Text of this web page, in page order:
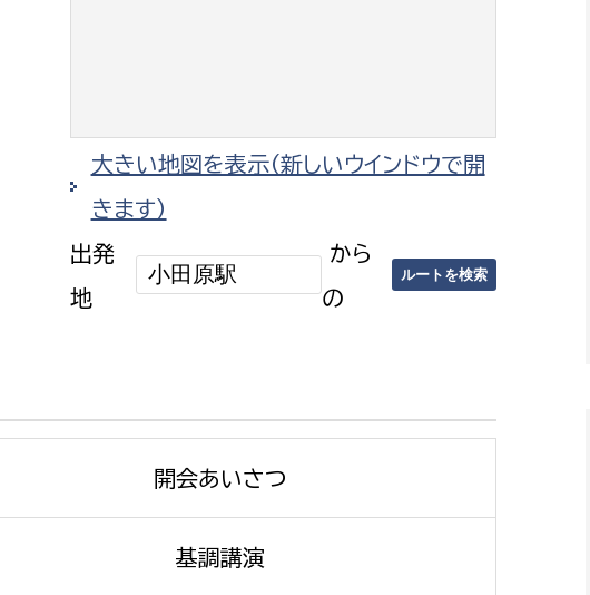
大きい地図を表示（新しいウインドウで開
きます）
出発
地
から
の
開会あいさつ
基調講演